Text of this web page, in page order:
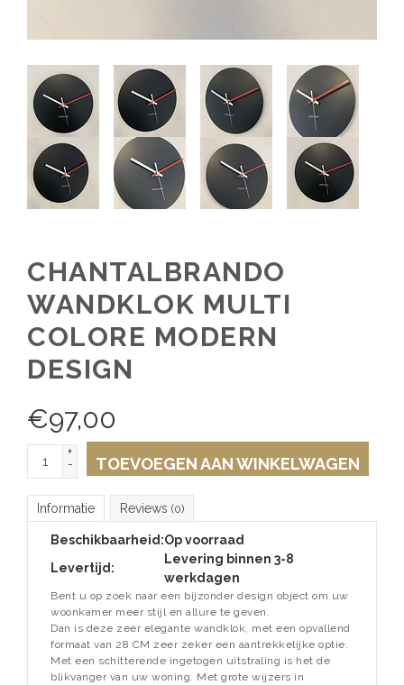
CHANTALBRANDO
WANDKLOK MULTI
COLORE MODERN
DESIGN
€97,00
+
-
TOEVOEGEN AAN WINKELWAGEN
Informatie Reviews (0)
Beschikbaarheid:Op voorraad
Levertijd:
Levering binnen 3-8
werkdagen
Bent u op zoek naar een bijzonder design object om uw
woonkamer meer stijl en allure te geven.
Dan is deze zeer elegante wandklok, met een opvallend
formaat van 28 CM zeer zeker een aantrekkelijke optie.
Met een schitterende ingetogen uitstraling is het de
blikvanger van uw woning. Met grote wijzers in